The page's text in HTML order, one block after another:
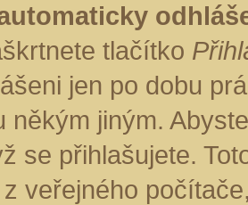
tlačítko
jen po dobu
někým jiným.
se přihlašujete.
veřejného